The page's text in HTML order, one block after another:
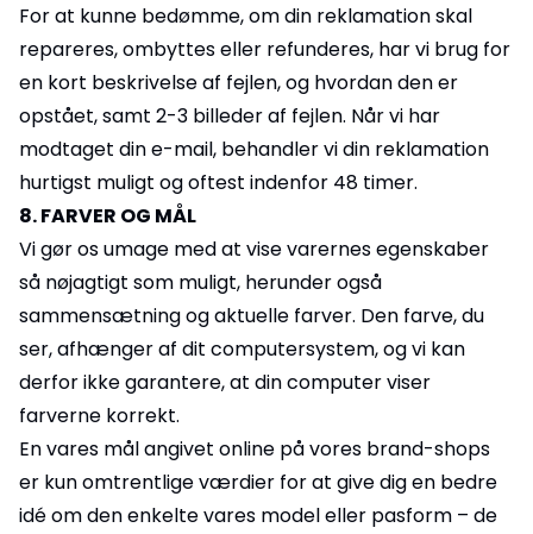
For at kunne bedømme, om din reklamation skal
repareres, ombyttes eller refunderes, har vi brug for
en kort beskrivelse af fejlen, og hvordan den er
opstået, samt 2-3 billeder af fejlen. Når vi har
modtaget din e-mail, behandler vi din reklamation
hurtigst muligt og oftest indenfor 48 timer.
8. FARVER OG MÅL
Vi gør os umage med at vise varernes egenskaber
så nøjagtigt som muligt, herunder også
sammensætning og aktuelle farver. Den farve, du
ser, afhænger af dit computersystem, og vi kan
derfor ikke garantere, at din computer viser
farverne korrekt.
En vares mål angivet online på vores brand-shops
er kun omtrentlige værdier for at give dig en bedre
idé om den enkelte vares model eller pasform – de